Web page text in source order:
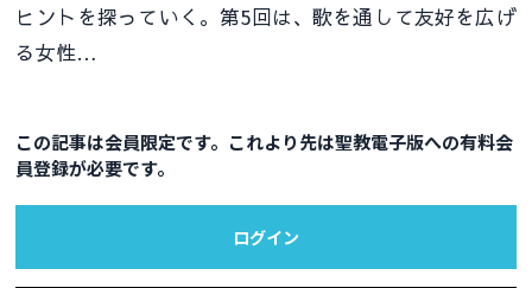
ヒントを探っていく。第5回は、歌を通して友好を広げ
る女性…
この記事は会員限定です。これより先は聖教電子版への有料会
員登録が必要です。
ログイン